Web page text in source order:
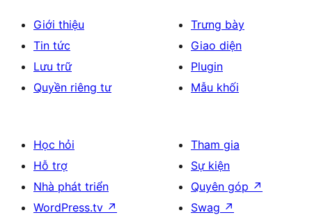
Giới thiệu
Tin tức
Lưu trữ
Quyền riêng tư
Trưng bày
Giao diện
Plugin
Mẫu khối
Học hỏi
Hỗ trợ
Nhà phát triển
WordPress.tv ↗
Tham gia
Sự kiện
Quyên góp ↗
Swag ↗